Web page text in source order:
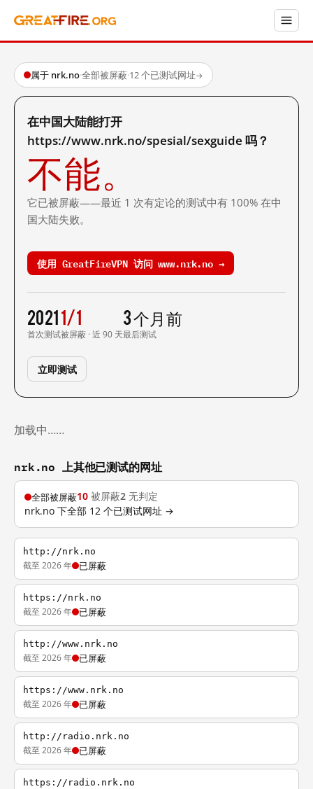
属于 nrk.no·全部被屏蔽·12 个已测试网址→
在中国大陆能打开
https://www.nrk.no/spesial/sexguide 吗？
不能。
它已被屏蔽——最近 1 次有定论的测试中有 100% 在中
国大陆失败。
使用 GreatFireVPN 访问 www.nrk.no →
2021
首次测试
1/1
被屏蔽 · 近 90 天
3 个月前
最后测试
立即测试
加载中……
nrk.no 上其他已测试的网址
全部被屏蔽10 被屏蔽2 无判定
nrk.no 下全部 12 个已测试网址 →
http://nrk.no
截至 2026 年 已屏蔽
https://nrk.no
截至 2026 年 已屏蔽
http://www.nrk.no
截至 2026 年 已屏蔽
https://www.nrk.no
截至 2026 年 已屏蔽
http://radio.nrk.no
截至 2026 年 已屏蔽
https://radio.nrk.no